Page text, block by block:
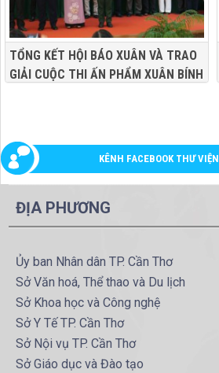
TỔNG KẾT HỘI BÁO XUÂN VÀ TRAO
GIẢI CUỘC THI ẤN PHẨM XUÂN BÍNH
KÊNH FACEBOOK THƯ VIỆN
ĐỊA PHƯƠNG
Ủy ban Nhân dân TP. Cần Thơ
Sở Văn hoá, Thể thao và Du lịch
Sở Khoa học và Công nghệ
Sở Y Tế TP. Cần Thơ
Sở Nội vụ TP. Cần Thơ
Sở Giáo dục và Đào tạo